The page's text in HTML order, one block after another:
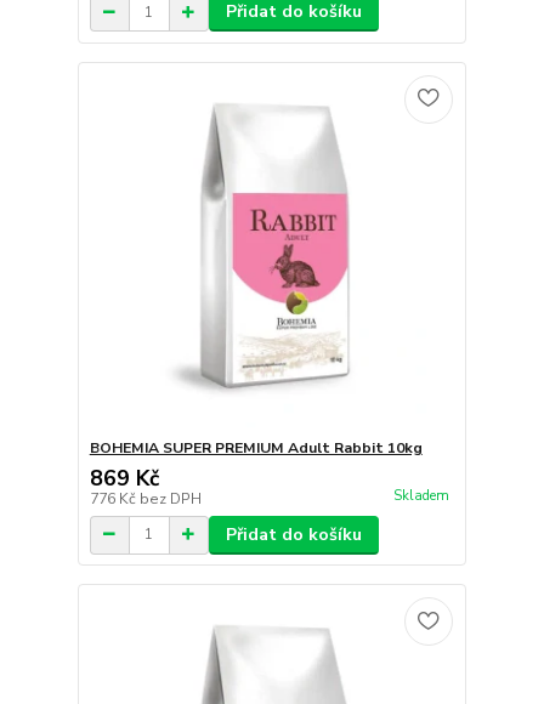
Přidat do košíku
BOHEMIA SUPER PREMIUM Adult Rabbit 10kg
869 Kč
776 Kč bez DPH Skladem
Přidat do košíku